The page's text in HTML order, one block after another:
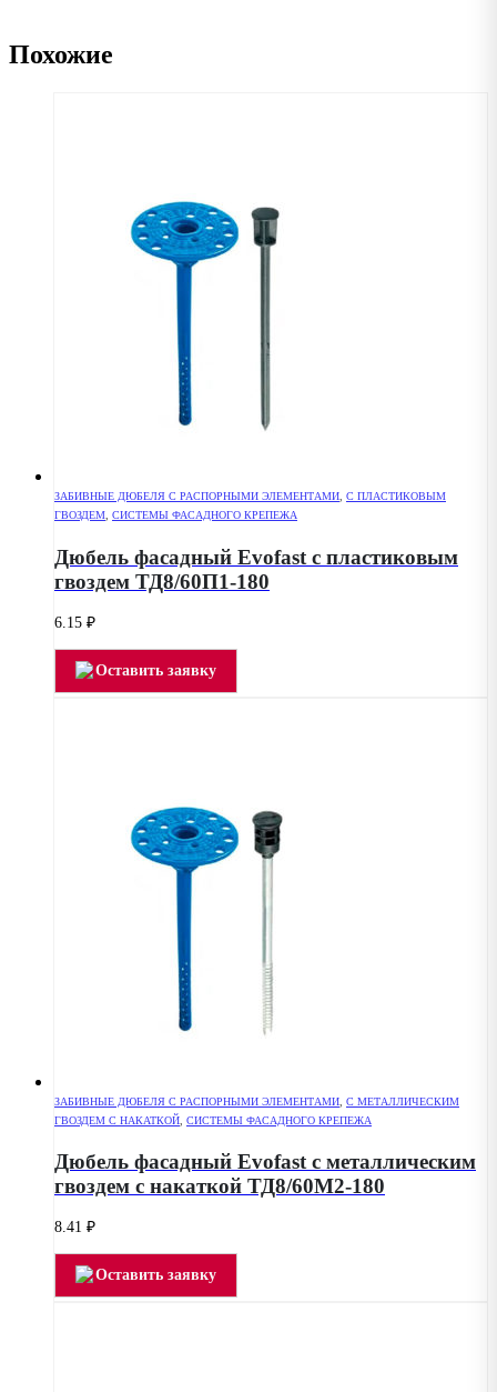
Похожие
ЗАБИВНЫЕ ДЮБЕЛЯ С РАСПОРНЫМИ ЭЛЕМЕНТАМИ С ПЛАСТИКОВЫМ
ГВОЗДЕМ СИСТЕМЫ ФАСАДНОГО КРЕПЕЖА
Дюбель фасадный Evofast с пластиковым
гвоздем ТД8/60П1-180
6.15 ₽
Оставить заявку
ЗАБИВНЫЕ ДЮБЕЛЯ С РАСПОРНЫМИ ЭЛЕМЕНТАМИ С МЕТАЛЛИЧЕСКИМ
ГВОЗДЕМ С НАКАТКОЙ СИСТЕМЫ ФАСАДНОГО КРЕПЕЖА
Дюбель фасадный Evofast с металлическим
гвоздем с накаткой ТД8/60М2-180
8.41 ₽
Оставить заявку